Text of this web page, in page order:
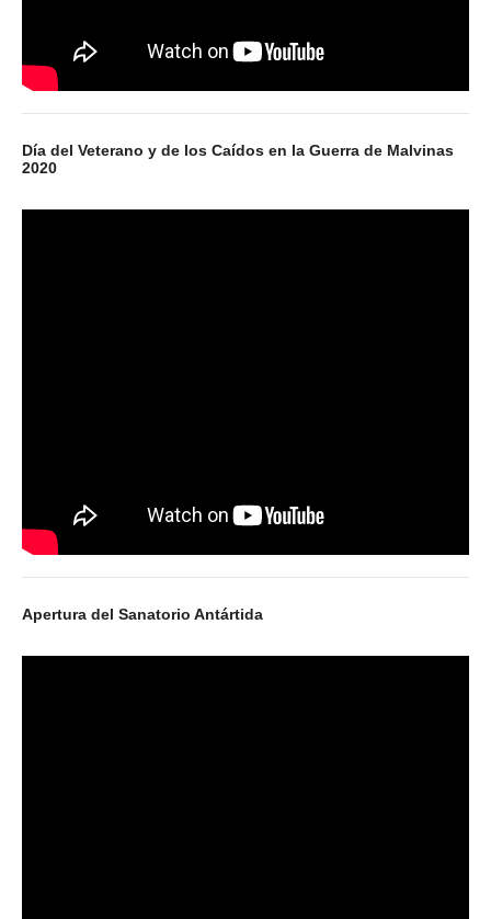
Día del Veterano y de los Caídos en la Guerra de Malvinas
2020
Apertura del Sanatorio Antártida